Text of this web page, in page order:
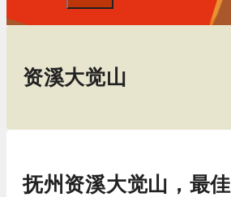
单
资溪大觉山
抚州资溪大觉山，最佳